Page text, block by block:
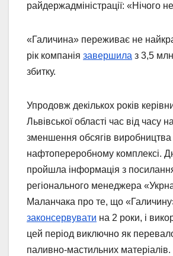
райдержадміністрації: «Нічого
«Галичина» переживає не
рік компанія завершила з 3,5
збитку.
Упродовж декількох років
Львівської області час від часу
зменшення обсягів виробництва
нафтопереробному комплексі.
пройшла інформація з
регіонального менеджера
Маланчака про те, що
законсервувати на 2 роки, і
цей період виключно як
паливно-мастильних